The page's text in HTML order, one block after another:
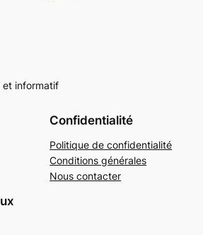
et informatif
Confidentialité
Politique de confidentialité
Conditions générales
Nous contacter